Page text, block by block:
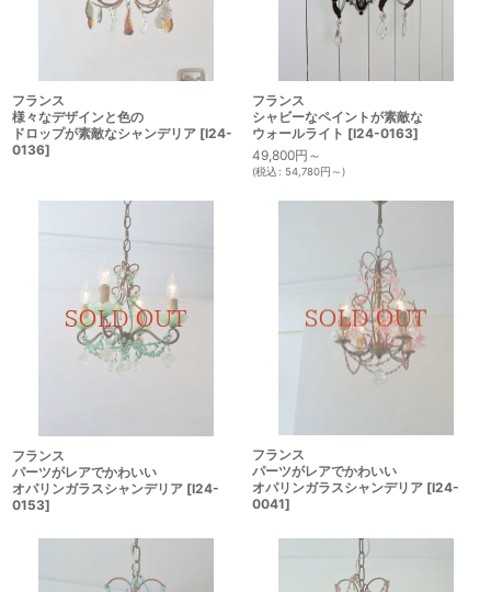
フランス
様々なデザインと色の
ドロップが素敵なシャンデリア [I24-
0136]
フランス
シャビーなペイントが素敵な
ウォールライト [I24-0163]
49,800円 ～
(税込: 54,780円 ～)
フランス
パーツがレアでかわいい
オパリンガラスシャンデリア [I24-
0153]
フランス
パーツがレアでかわいい
オパリンガラスシャンデリア [I24-
0041]